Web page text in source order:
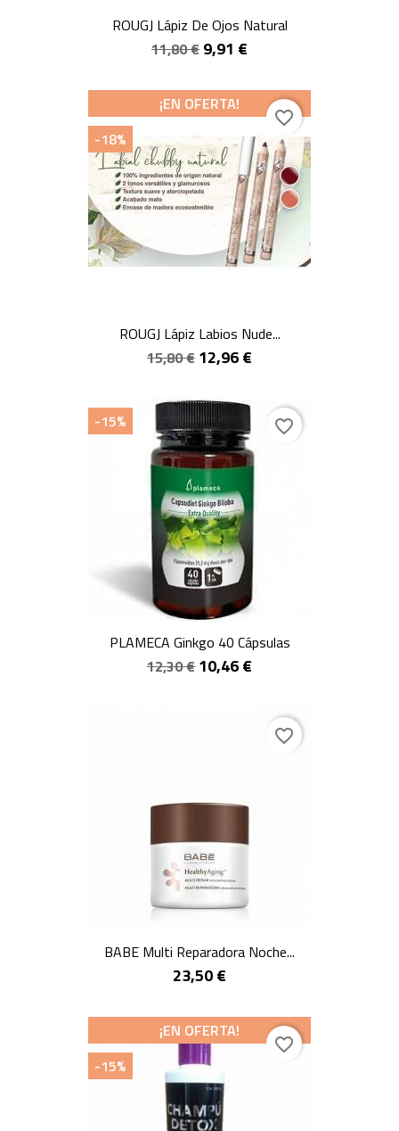
ROUGJ Lápiz De Ojos Natural
11,80 € 9,91 €
ROUGJ Lápiz Labios Nude...
15,80 € 12,96 €
¡EN OFERTA!
-18%
favorite_border
PLAMECA Ginkgo 40 Cápsulas
12,30 € 10,46 €
-15% favorite_border
BABE Multi Reparadora Noche...
23,50 €
favorite_border
¡EN OFERTA!
-15%
favorite_border